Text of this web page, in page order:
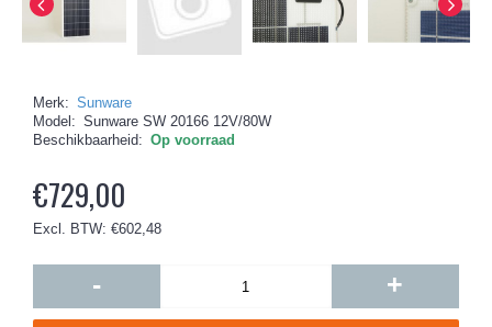
Merk: Sunware
Model: Sunware SW 20166 12V/80W
Beschikbaarheid: Op voorraad
€729,00
Excl. BTW: €602,48
- +